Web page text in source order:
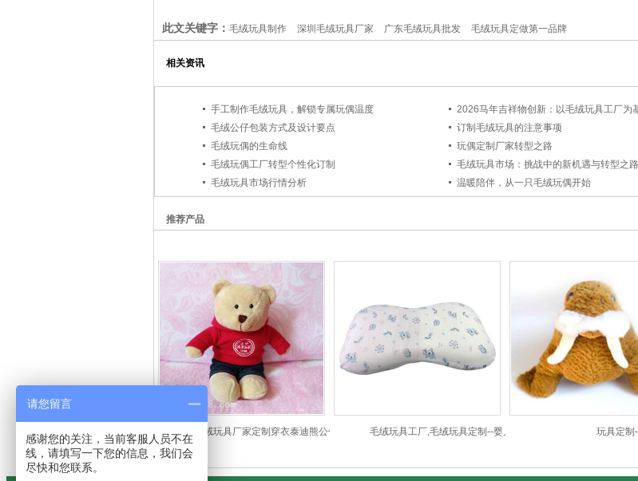
此文关键字： 毛绒玩具制作 深圳毛绒玩具厂家 广东毛绒玩具批发 毛绒玩具定做第一品牌
相关资讯
手工制作毛绒玩具，解锁专属玩偶温度
毛绒公仔包装方式及设计要点
订制毛绒玩具的注意事项
毛绒玩偶的生命线
玩偶定制厂家转型之路
毛绒玩偶工厂转型个性化订制
毛绒玩具市场：挑战中的新机遇与转型之路
毛绒玩具市场行情分析
温暖陪伴，从一只毛绒玩偶开始
推荐产品
毛绒玩具厂家定制穿衣泰迪熊公仔娃娃 毛绒玩具工厂,毛绒玩具定制--婴儿记忆 玩具定制
请您留言
感谢您的关注，当前客服人员不在
线，请填写一下您的信息，我们会
尽快和您联系。